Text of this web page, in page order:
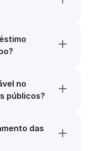
no
públicos?
das